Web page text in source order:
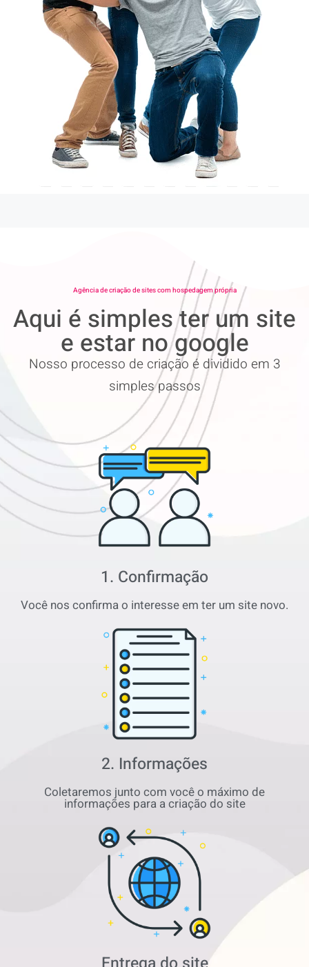
Agência de criação de sites com hospedagem própria
Aqui é simples ter um site
e estar no google
Nosso processo de criação é dividido em 3
simples passos
1. Confirmação
Você nos confirma o interesse em ter um site novo.
2. Informações
Coletaremos junto com você o máximo de
informações para a criação do site